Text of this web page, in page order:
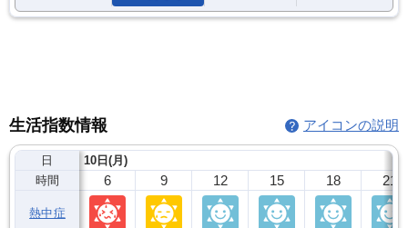
生活指数情報 アイコンの説明
日
時間
熱中症
10日(月)
6 9 12 15 18 21